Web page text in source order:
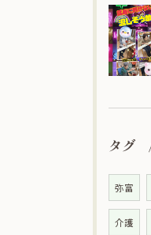
タグ
弥富
介護